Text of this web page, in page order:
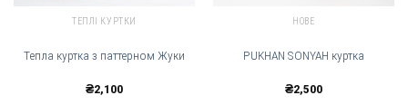
ТЕПЛІ КУРТКИ
Тепла куртка з паттерном Жуки
₴2,100
НОВЕ
PUKHAN SONYAH куртка
₴2,500